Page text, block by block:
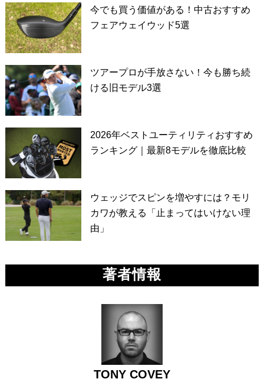
今でも買う価値がある！中古おすすめ
フェアウェイウッド5選
ツアープロが手放さない！今も勝ち続
ける旧モデル3選
2026年ベストユーティリティおすすめ
ランキング｜最新8モデルを徹底比較
ウェッジでスピンを増やすには？モリ
カワが教える「止まってはいけない理
由」
著者情報
TONY COVEY